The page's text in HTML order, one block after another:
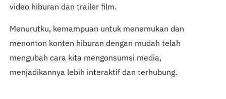
video hiburan dan trailer film.
Menurutku, kemampuan untuk menemukan dan
menonton konten hiburan dengan mudah telah
mengubah cara kita mengonsumsi media,
menjadikannya lebih interaktif dan terhubung.